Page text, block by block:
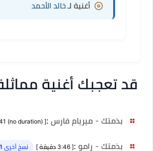
أغنية لـخالد الأحمد
قد تعجبك أغنية
بذمتك - ميريام فارس :
[ MB 8,141 (no duration) ]
بذمتك - رامو :[ 3:46 دقيقة ] نسخ أخرى 1